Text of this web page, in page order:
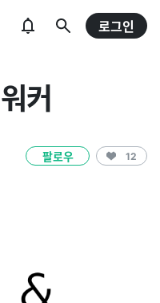
로그인
커
팔로우 12